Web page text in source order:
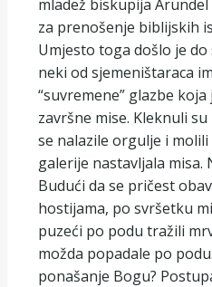
mladež biskupija
za prenošenje biblijskih
Umjesto toga došlo je
neki od sjemeništaraca
“suvremene” glazbe
završne mise. Kleknuli
se nalazile orgulje i
galerije nastavljala
Budući da se pričest
hostijama, po svršetku
puzeći po podu tražili
možda popadale po
ponašanje Bogu?